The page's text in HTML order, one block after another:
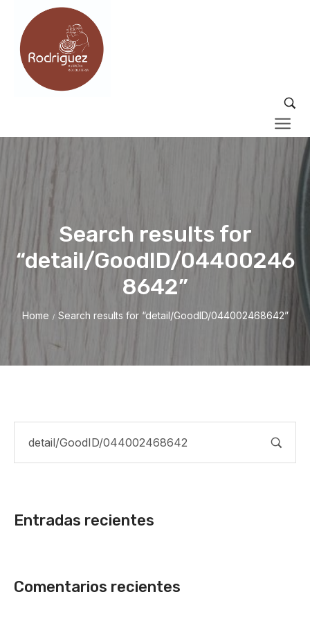
Search results for
“detail/GoodID/04400246
8642”
Home / Search results for “detail/GoodID/044002468642”
Entradas recientes
Comentarios recientes